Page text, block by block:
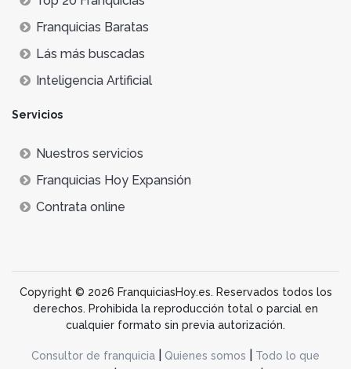
Franquicias Baratas
Lás más buscadas
Inteligencia Artificial
Servicios
Nuestros servicios
Franquicias Hoy Expansión
Contrata online
Copyright © 2026 FranquiciasHoy.es. Reservados todos los
derechos. Prohibida la reproducción total o parcial en
cualquier formato sin previa autorización.
Consultor de franquicia Quienes somos
Todo lo que